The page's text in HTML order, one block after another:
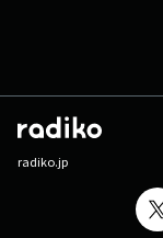
radiko.jp